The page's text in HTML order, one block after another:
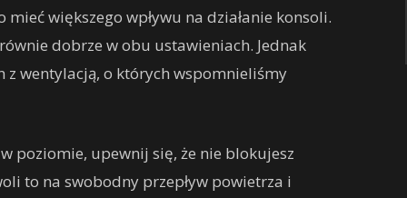
większego wpływu na działanie konsoli.
dobrze w obu ustawieniach. Jednak
wentylacją, o których wspomnieliśmy
poziomie, upewnij się, że nie blokujesz
to na swobodny przepływ powietrza i